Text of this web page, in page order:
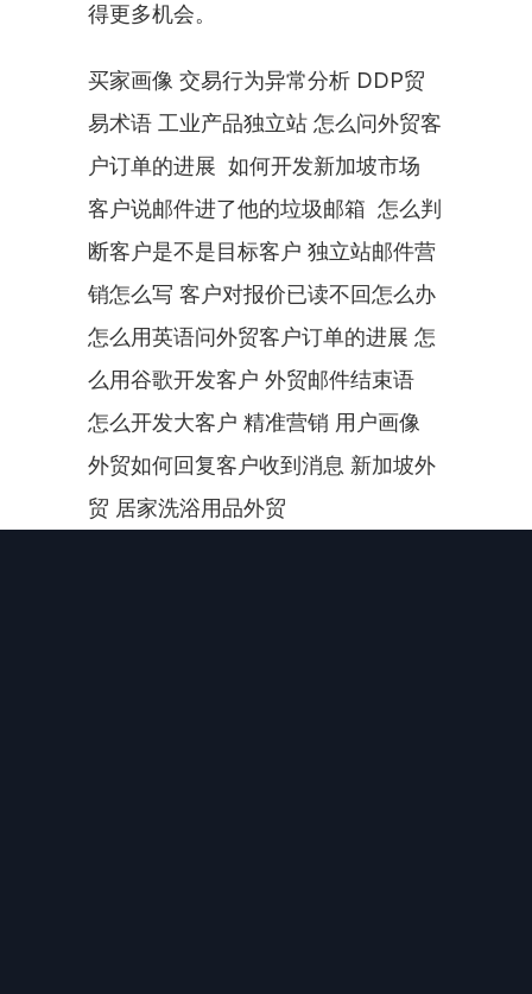
得更多机会。
买家画像 交易行为异常分析 DDP贸
易术语 工业产品独立站 怎么问外贸客
户订单的进展  如何开发新加坡市场
客户说邮件进了他的垃圾邮箱  怎么判
断客户是不是目标客户 独立站邮件营
销怎么写 客户对报价已读不回怎么办
怎么用英语问外贸客户订单的进展 怎
么用谷歌开发客户 外贸邮件结束语
怎么开发大客户 精准营销 用户画像
外贸如何回复客户收到消息 新加坡外
贸 居家洗浴用品外贸